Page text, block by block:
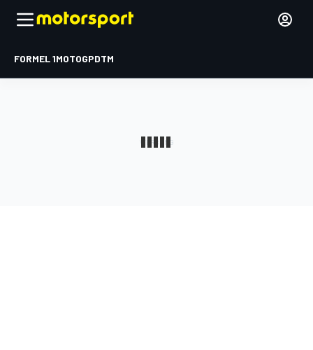
FORMEL 1MOTOGPDTM